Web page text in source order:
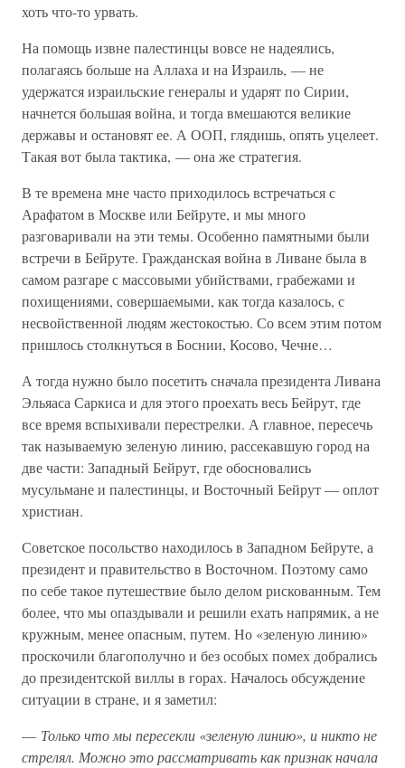
хоть что-то урвать.
На помощь извне палестинцы вовсе не надеялись,
полагаясь больше на Аллаха и на Израиль, — не
удержатся израильские генералы и ударят по Сирии,
начнется большая война, и тогда вмешаются великие
державы и остановят ее. А ООП, глядишь, опять уцелеет.
Такая вот была тактика, — она же стратегия.
В те времена мне часто приходилось встречаться с
Арафатом в Москве или Бейруте, и мы много
разговаривали на эти темы. Особенно памятными были
встречи в Бейруте. Гражданская война в Ливане была в
самом разгаре с массовыми убийствами, грабежами и
похищениями, совершаемыми, как тогда казалось, с
несвойственной людям жестокостью. Со всем этим потом
пришлось столкнуться в Боснии, Косово, Чечне…
А тогда нужно было посетить сначала президента Ливана
Эльяаса Саркиса и для этого проехать весь Бейрут, где
все время вспыхивали перестрелки. А главное, пересечь
так называемую зеленую линию, рассекавшую город на
две части: Западный Бейрут, где обосновались
мусульмане и палестинцы, и Восточный Бейрут — оплот
христиан.
Советское посольство находилось в Западном Бейруте, а
президент и правительство в Восточном. Поэтому само
по себе такое путешествие было делом рискованным. Тем
более, что мы опаздывали и решили ехать напрямик, а не
кружным, менее опасным, путем. Но «зеленую линию»
проскочили благополучно и без особых помех добрались
до президентской виллы в горах. Началось обсуждение
ситуации в стране, и я заметил:
— Только что мы пересекли «зеленую линию», и никто не
стрелял. Можно это рассматривать как признак начала